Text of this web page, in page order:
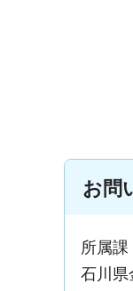
お問
所属課
石川県